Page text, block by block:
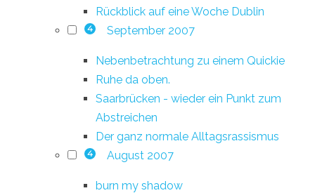
Rückblick auf eine Woche Dublin
4 September 2007
Nebenbetrachtung zu einem Quickie
Ruhe da oben.
Saarbrücken - wieder ein Punkt zum
Abstreichen
Der ganz normale Alltagsrassismus
4 August 2007
burn my shadow